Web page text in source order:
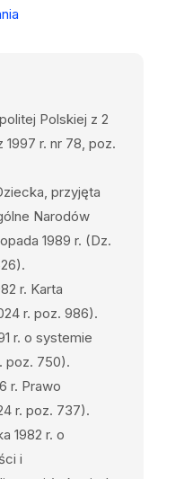
Polskiej z 2
1997 r. nr 78, poz.
przyjęta
Narodów
1989 r. (Dz.
r. Karta
r. poz. 986).
r. o systemie
poz. 750).
r. Prawo
r. poz. 737).
1982 r. o
i